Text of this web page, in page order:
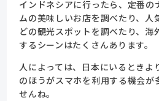
インドネシアに行ったら、定番の
ムの美味しいお店を調べたり、人
どの観光スポットを調べたり、海
するシーンはたくさんあります。
人によっては、日本にいるときよ
のほうがスマホを利用する機会が
せんね。